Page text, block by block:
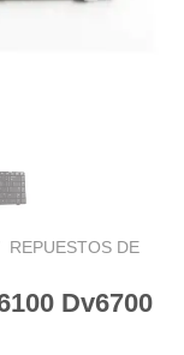
REPUESTOS DE
Dv6700